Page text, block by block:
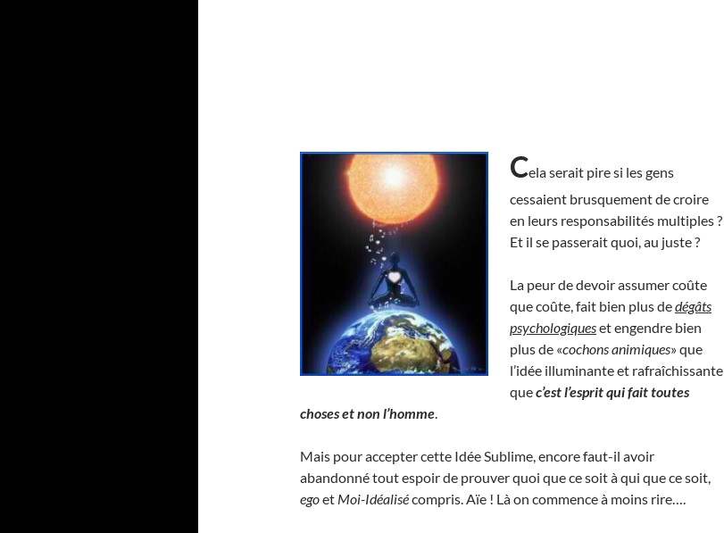
Cela serait pire si les gens
cessaient brusquement de croire
en leurs responsabilités multiples ?
Et il se passerait quoi, au juste ?
La peur de devoir assumer coûte
que coûte, fait bien plus dedégâts
psychologiqueset engendre bien
plus de «cochons animiques» que
l’idée illuminante et rafraîchissante
quec’est l’esprit qui fait toutes
choses et non l’homme.
Mais pour accepter cette Idée Sublime, encore faut-il avoir
abandonné tout espoir de prouver quoi que ce soit à qui que ce soit,
egoet Moi-Idéalisécompris. Aïe ! Là on commence à moins rire….